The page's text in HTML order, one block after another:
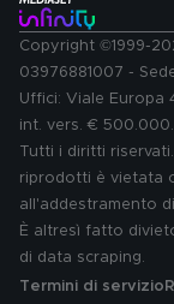
Copyright ©1999-
03976881007 -
Uffici: Viale Europa
int. vers. €
Tutti i diritti
riprodotti è vietata
all'addestramento
È altresì fatto
di data scraping.
Termini di servizio